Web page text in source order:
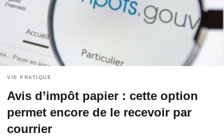
VIE PRATIQUE
Avis d’impôt papier : cette option
permet encore de le recevoir par
courrier